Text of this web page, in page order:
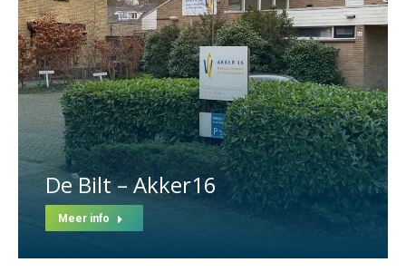
De Bilt – Akker16
Meer info